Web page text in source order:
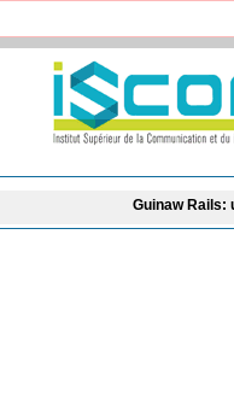
Guinaw Rails: un individu